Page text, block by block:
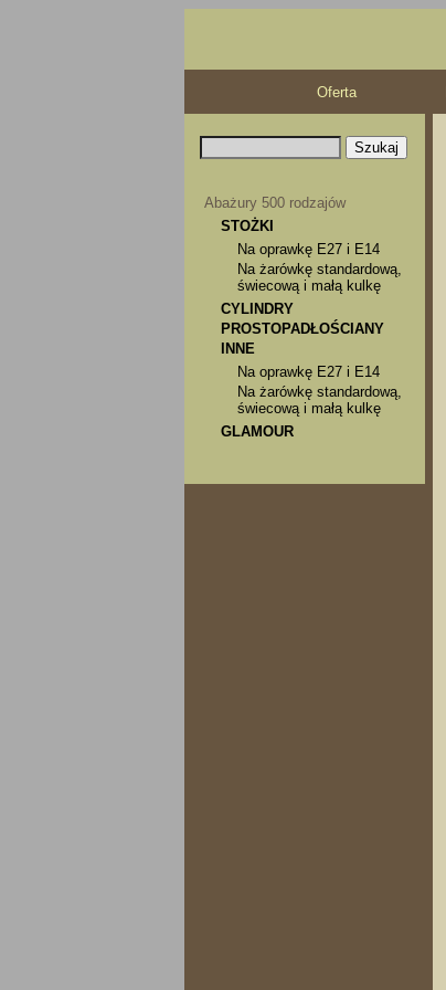
Oferta
Abażury 500 rodzajów
STOŻKI
Na oprawkę E27 i E14
Na żarówkę standardową,
świecową i małą kulkę
CYLINDRY
PROSTOPADŁOŚCIANY
INNE
Na oprawkę E27 i E14
Na żarówkę standardową,
świecową i małą kulkę
GLAMOUR